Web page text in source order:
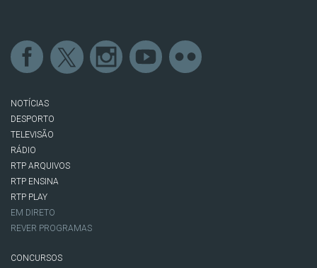
NOTÍCIAS
DESPORTO
TELEVISÃO
RÁDIO
RTP ARQUIVOS
RTP ENSINA
RTP PLAY
EM DIRETO
REVER PROGRAMAS
CONCURSOS